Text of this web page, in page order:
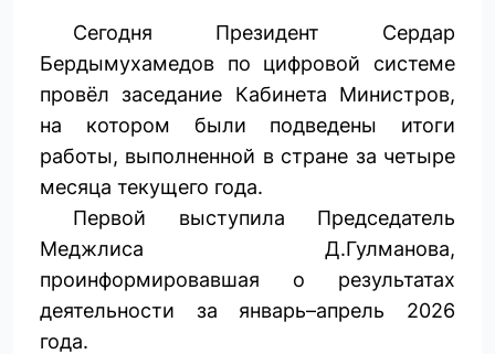
Сегодня Президент Сердар
Бердымухамедов по цифровой системе
провёл заседание Кабинета Министров,
на котором были подведены итоги
работы, выполненной в стране за четыре
месяца текущего года.
Первой выступила Председатель
Меджлиса Д.Гулманова,
проинформировавшая о результатах
деятельности за январь–апрель 2026
года.